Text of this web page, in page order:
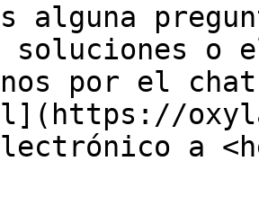
alguna
soluciones o
por el
a